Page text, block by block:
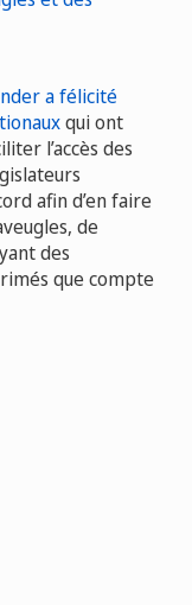
a félicité
qui ont
l’accès des
afin d’en faire
de
des
que compte